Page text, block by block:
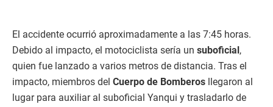
El accidente ocurrió aproximadamente a las 7:45 horas.
Debido al impacto, el motociclista sería un suboficial ,
quien fue lanzado a varios metros de distancia. Tras el
impacto, miembros del Cuerpo de Bomberos llegaron al
lugar para auxiliar al suboficial Yanqui y trasladarlo de